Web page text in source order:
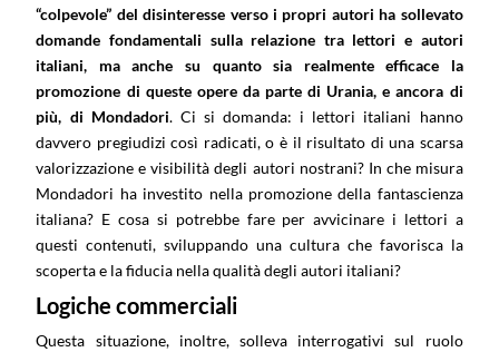
“colpevole” del disinteresse verso i propri autori ha sollevato
domande fondamentali sulla relazione tra lettori e autori
italiani, ma anche su quanto sia realmente efficace la
promozione di queste opere da parte di Urania, e ancora di
più, di Mondadori. Ci si domanda: i lettori italiani hanno
davvero pregiudizi così radicati, o è il risultato di una scarsa
valorizzazione e visibilità degli autori nostrani? In che misura
Mondadori ha investito nella promozione della fantascienza
italiana? E cosa si potrebbe fare per avvicinare i lettori a
questi contenuti, sviluppando una cultura che favorisca la
scoperta e la fiducia nella qualità degli autori italiani?
Logiche commerciali
Questa situazione, inoltre, solleva interrogativi sul ruolo